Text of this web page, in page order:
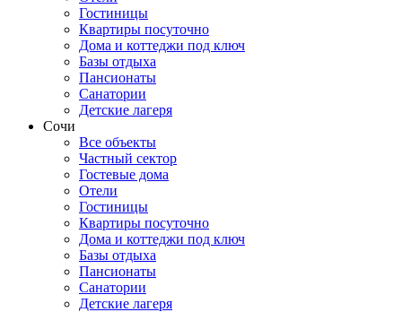
Гостиницы
Квартиры посуточно
Дома и коттеджи под ключ
Базы отдыха
Пансионаты
Санатории
Детские лагеря
Сочи
Все объекты
Частный сектор
Гостевые дома
Отели
Гостиницы
Квартиры посуточно
Дома и коттеджи под ключ
Базы отдыха
Пансионаты
Санатории
Детские лагеря